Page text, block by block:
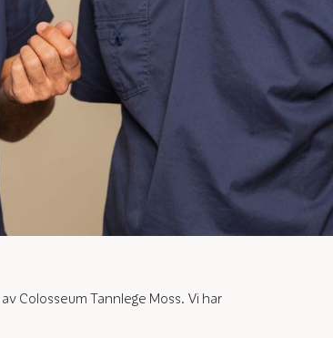
Colosseum Tannlege Moss. Vi har